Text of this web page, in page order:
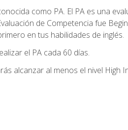
como PA. El PA es una
de Competencia fue
en tus habilidades de inglés.
el PA cada 60 días.
alcanzar al menos el nivel High